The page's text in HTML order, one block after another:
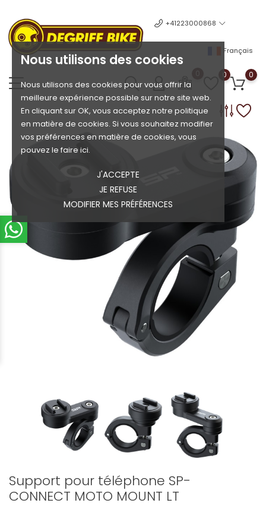
Nous utilisons des cookies
Nous utilisons des cookies pour vous offrir la
meilleure expérience possible sur notre site web.
En cliquant sur OK, vous acceptez notre politique
en matière de cookies. Si vous souhaitez modifier
vos préférences en matière de cookies, vous
pouvez le faire ici.
J'ACCEPTE
JE REFUSE
MODIFIER MES PRÉFÉRENCES
+41223000868
Français
0 0
Support pour téléphone SP-
CONNECT MOTO MOUNT LT